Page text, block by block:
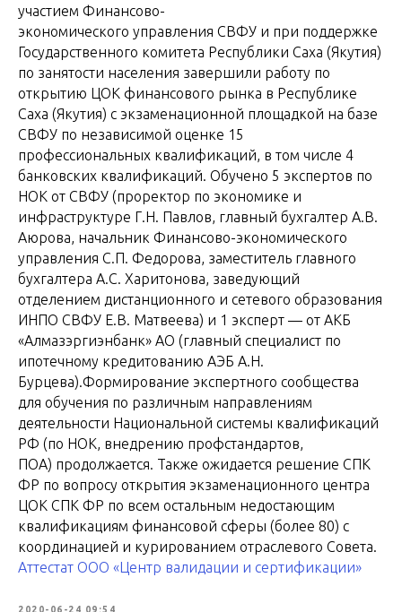
участием Финансово-
экономического управления СВФУ и при поддержке
Государственного комитета Республики Саха (Якутия)
по занятости населения завершили работу по
открытию ЦОК финансового рынка в Республике
Саха (Якутия) с экзаменационной площадкой на базе
СВФУ по независимой оценке 15
профессиональных квалификаций, в том числе 4
банковских квалификаций. Обучено 5 экспертов по
НОК от СВФУ (проректор по экономике и
инфраструктуре Г.Н. Павлов, главный бухгалтер А.В.
Аюрова, начальник Финансово-экономического
управления С.П. Федорова, заместитель главного
бухгалтера А.С. Харитонова, заведующий
отделением дистанционного и сетевого образования
ИНПО СВФУ Е.В. Матвеева) и 1 эксперт — от АКБ
«Алмазэргиэнбанк» АО (главный специалист по
ипотечному кредитованию АЭБ А.Н.
Бурцева).Формирование экспертного сообщества
для обучения по различным направлениям
деятельности Национальной системы квалификаций
РФ (по НОК, внедрению профстандартов,
ПОА) продолжается. Также ожидается решение СПК
ФР по вопросу открытия экзаменационного центра
ЦОК СПК ФР по всем остальным недостающим
квалификациям финансовой сферы (более 80) с
координацией и курированием отраслевого Совета.
Аттестат ООО «Центр валидации и сертификации»